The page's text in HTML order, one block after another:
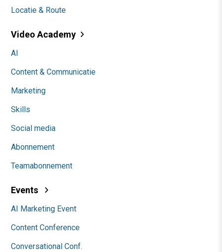
Locatie & Route
Video Academy
AI
Content & Communicatie
Marketing
Skills
Social media
Abonnement
Teamabonnement
Events
AI Marketing Event
Content Conference
Conversational Conf.